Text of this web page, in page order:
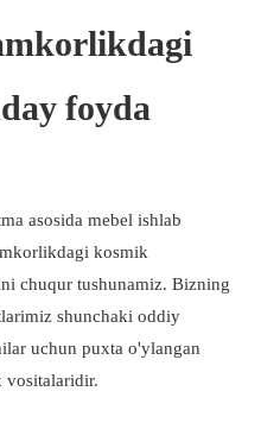
foyda
asosida mebel ishlab
kosmik
chuqur tushunamiz. Bizning
shunchaki oddiy
uchun puxta o'ylangan
vositalaridir.